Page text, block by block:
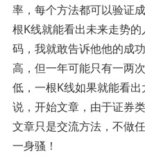
率，每个方法都可以验证
根K线就能看出未来走势
码，我就敢告诉他他的成
高，但一年可能只有一两
低，一根K线如果就能看
说，开始文章，由于证券
文章只是交流方法，不做
一身骚！